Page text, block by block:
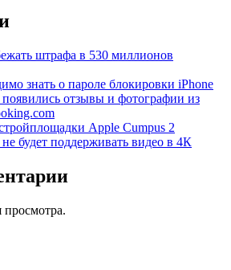
штрафа в 530 миллионов
знать о пароле блокировки iPhone
отзывы и фотографии из
Apple Cumpus 2
будет поддерживать видео в 4К
просмотра.